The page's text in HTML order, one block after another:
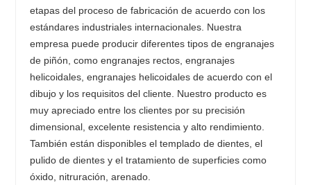
etapas del proceso de fabricación de acuerdo con los
estándares industriales internacionales. Nuestra
empresa puede producir diferentes tipos de engranajes
de piñón, como engranajes rectos, engranajes
helicoidales, engranajes helicoidales de acuerdo con el
dibujo y los requisitos del cliente. Nuestro producto es
muy apreciado entre los clientes por su precisión
dimensional, excelente resistencia y alto rendimiento.
También están disponibles el templado de dientes, el
pulido de dientes y el tratamiento de superficies como
óxido, nitruración, arenado.